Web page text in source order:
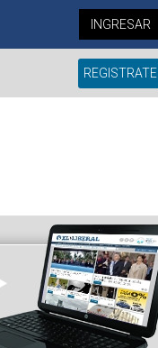
INGRESAR
REGISTRATE